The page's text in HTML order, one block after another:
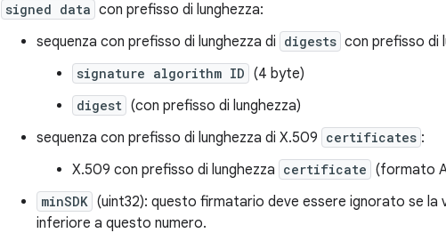
signed data con prefisso di lunghezza:
sequenza con prefisso di lunghezza di digests con prefisso di
signature algorithm ID (4 byte)
digest (con prefisso di lunghezza)
sequenza con prefisso di lunghezza di X.509 certificates :
X.509 con prefisso di lunghezza certificate (formato
minSDK (uint32): questo firmatario deve essere ignorato se la
inferiore a questo numero.